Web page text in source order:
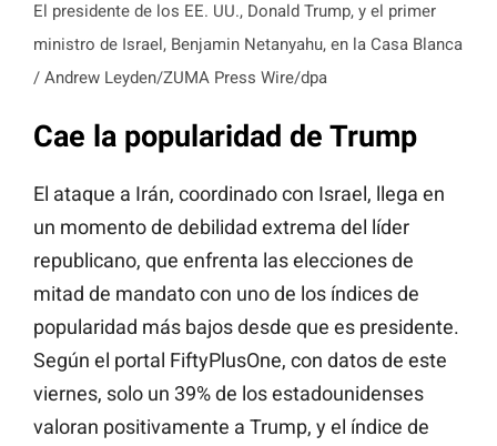
El presidente de los EE. UU., Donald Trump, y el primer
ministro de Israel, Benjamin Netanyahu, en la Casa Blanca
/ Andrew Leyden/ZUMA Press Wire/dpa
Cae la popularidad de Trump
El ataque a Irán, coordinado con Israel, llega en
un momento de debilidad extrema del líder
republicano, que enfrenta las elecciones de
mitad de mandato con uno de los índices de
popularidad más bajos desde que es presidente.
Según el portal FiftyPlusOne, con datos de este
viernes, solo un 39% de los estadounidenses
valoran positivamente a Trump, y el índice de